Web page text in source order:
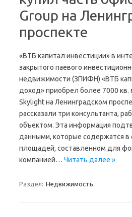
Group на
проспекте
«ВТБ капитал инвестиции» в
закрытого паевого
недвижимости (ЗПИФН) «ВТБ
доход» приобрел более 7000 кв.
Skylight на Ленинградском
рассказали три консультанта,
объектом. Эта информация
данными, которые содержатся в
площадей, составленном для
компанией… Читать далее »
Раздел: Недвижимость